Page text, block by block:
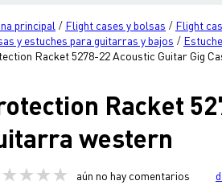
principal / Flight cases y bolsas / Flight
y estuches para guitarras y bajos /
Racket 5278-22 Acoustic Guitar Gig
Racket
western
aún no hay comentarios